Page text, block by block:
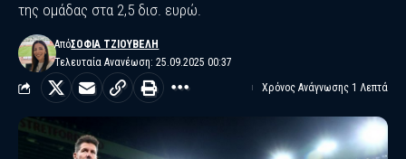
της ομάδας στα 2,5 δισ. ευρώ.
Τελευταία Ανανέωση: 25.09.2025 00:37
ΑπόΣΟΦΊΑ ΤΖΙΟΎΒΕΛΗ
Χρόνος Ανάγνωσης 1 Λεπτά